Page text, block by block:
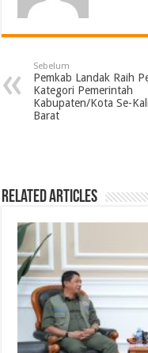
Sebelum
Pemkab Landak Raih
Kategori Pemerintah
Kabupaten/Kota Se-
Barat
Related Articles